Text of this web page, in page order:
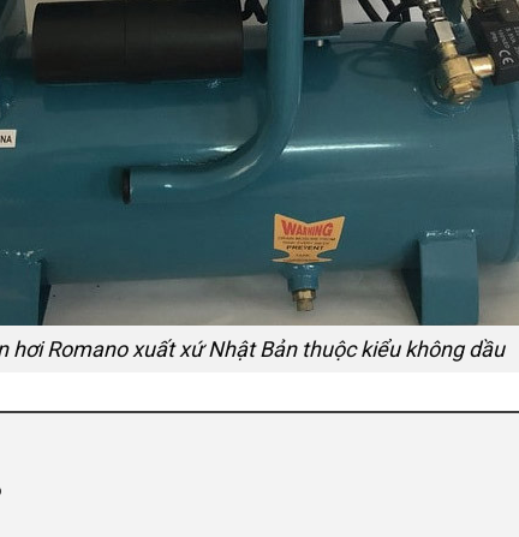
hơi Romano xuất xứ Nhật Bản thuộc kiểu không dầu